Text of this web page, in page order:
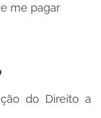
me pagar
do Direito a